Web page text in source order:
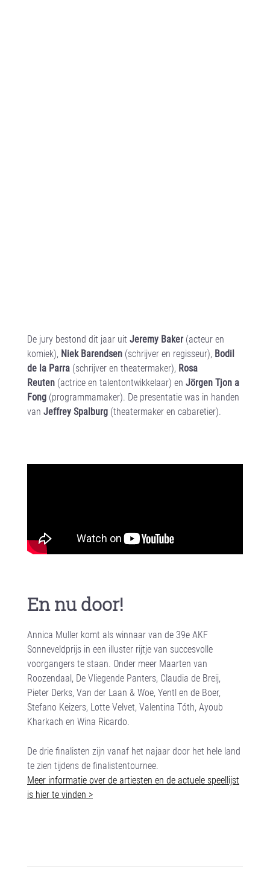
De jury bestond dit jaar uit Jeremy Baker (acteur en
komiek), Niek Barendsen (schrijver en regisseur), Bodil
de la Parra (schrijver en theatermaker), Rosa
Reuten (actrice en talentontwikkelaar) en Jörgen Tjon a
Fong (programmamaker). De presentatie was in handen
van Jeffrey Spalburg (theatermaker en cabaretier).
En nu door!
Annica Muller komt als winnaar van de 39eAKF
Sonneveldprijs in een illuster rijtje van succesvolle
voorgangers te staan. Onder meer Maarten van
Roozendaal, De Vliegende Panters, Claudia de Breij,
Pieter Derks, Van der Laan & Woe, Yentl en de Boer,
Stefano Keizers, Lotte Velvet, Valentina Tóth, Ayoub
Kharkach en Wina Ricardo.
De drie finalisten zijn vanaf het najaar door het hele land
te zien tijdens de finalistentournee.
Meer informatie over de artiesten en de actuele speellijst
is hier te vinden >